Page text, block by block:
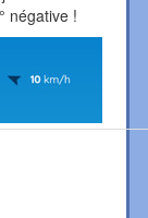
négative !